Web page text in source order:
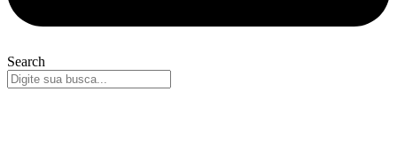
Search